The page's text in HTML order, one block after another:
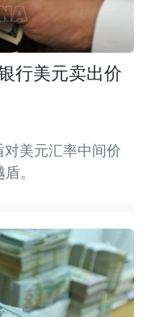
行美元卖出价
对美元汇率中间价
。